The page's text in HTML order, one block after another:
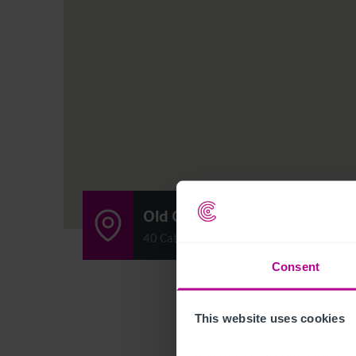
Consent
This website uses cookies
Old Quarry Bar
40 Cathcart Road, Glasgow G73 2QZ